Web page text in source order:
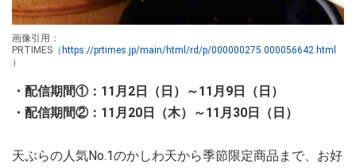
画像引用：
PRTIMES（ https://prtimes.jp/main/html/rd/p/000000275.000056642.html
）
・配信期間①：11月2日（日）～11月9日（日）
・配信期間②：11月20日（木）～11月30日（日）
天ぷらの人気No.1のかしわ天から季節限定商品まで、お好